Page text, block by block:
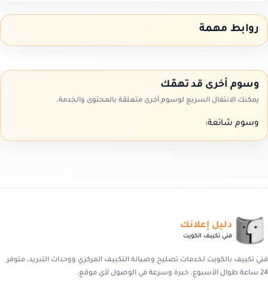
روابط مهمة
وسوم أخرى قد تهمّك
يمكنك الانتقال السريع لوسوم أخرى متعلقة بالمحتوى والخدمة.
وسوم شائعة:
دليل إعلانك
فني تكييف الكويت
فني تكييف بالكويت لخدمات تصليح وصيانة التكييف المركزي ووحدات التبريد، متوفر
24 ساعة طوال الأسبوع. خبرة وسرعة في الوصول لأي موقع.